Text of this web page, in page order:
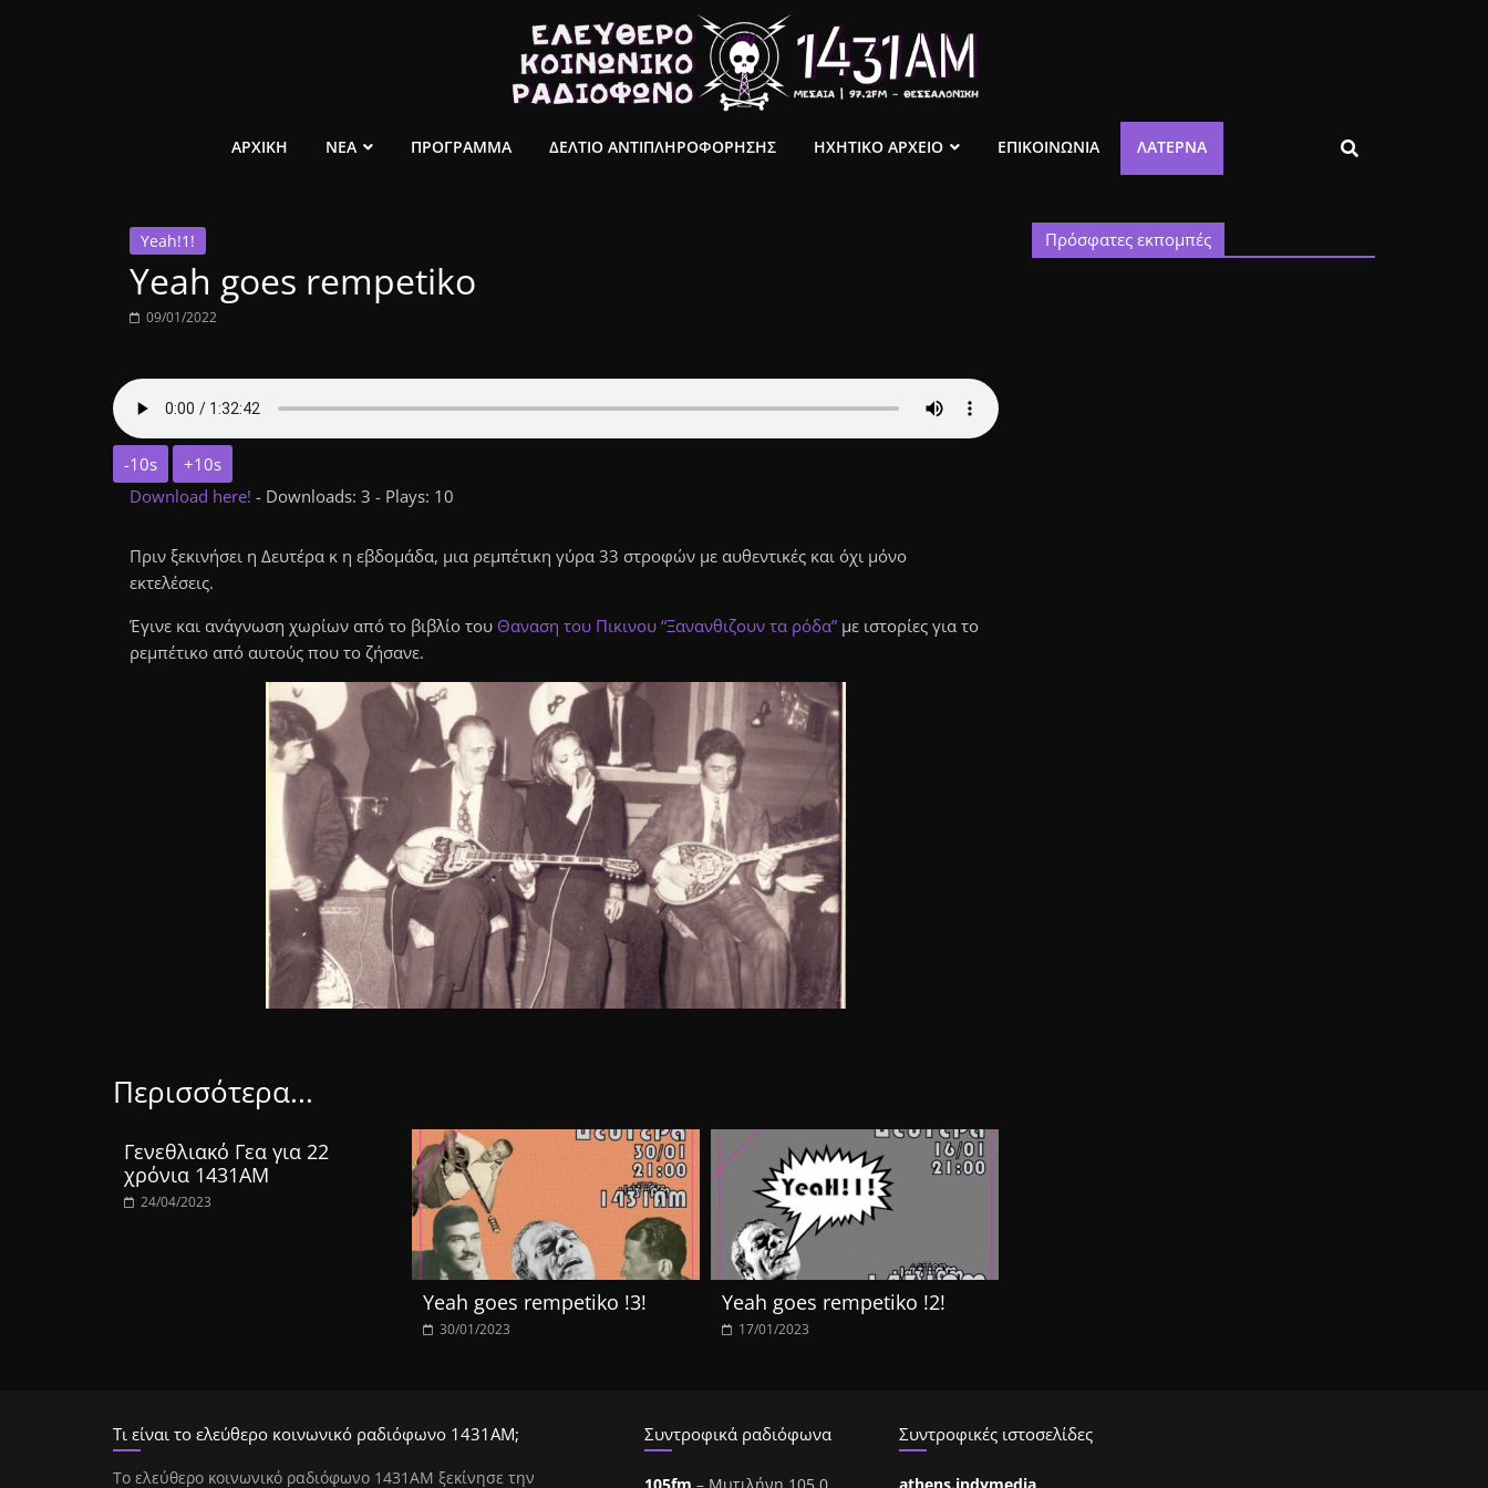
ελεύθερο
ραδιόφωνο
1431AM
ΑΡΧΙΚΗ ΝΕΑ ΠΡΟΓΡΑΜΜΑ ΔΕΛΤΙΟ ΑΝΤΙΠΛΗΡΟΦΟΡΗΣΗΣ ΗΧΗΤΙΚΟ ΑΡΧΕΙΟ ΕΠΙΚΟΙΝΩΝΙΑ ΛΑΤΈΡΝΑ
Yeah!1!
Yeah goes rempetiko
09/01/2022
-10s
+10s
Download here! - Downloads: 3 - Plays: 10
Πριν ξεκινήσει η Δευτέρα κ η εβδομάδα, μια ρεμπέτικη γύρα 33 στροφών με αυθεντικές και όχι μόνο
εκτελέσεις.
Έγινε και ανάγνωση χωρίων από το βιβλίο του Θαναση του Πικινου “Ξανανθιζουν τα ρόδα” με ιστορίες για το
ρεμπέτικο από αυτούς που το ζήσανε.
Περισσότερα...
Γενεθλιακό Γεα για 22
χρόνια 1431ΑΜ
24/04/2023
Yeah goes rempetiko !3!
30/01/2023
Yeah goes rempetiko !2!
17/01/2023
Πρόσφατες εκπομπές
Τι είναι το ελεύθερο κοινωνικό ραδιόφωνο 1431ΑΜ;
Tο ελεύθερο κοινωνικό ραδιόφωνο 1431AM ξεκίνησε την
Συντροφικά ραδιόφωνα Συντροφικές ιστοσελίδες